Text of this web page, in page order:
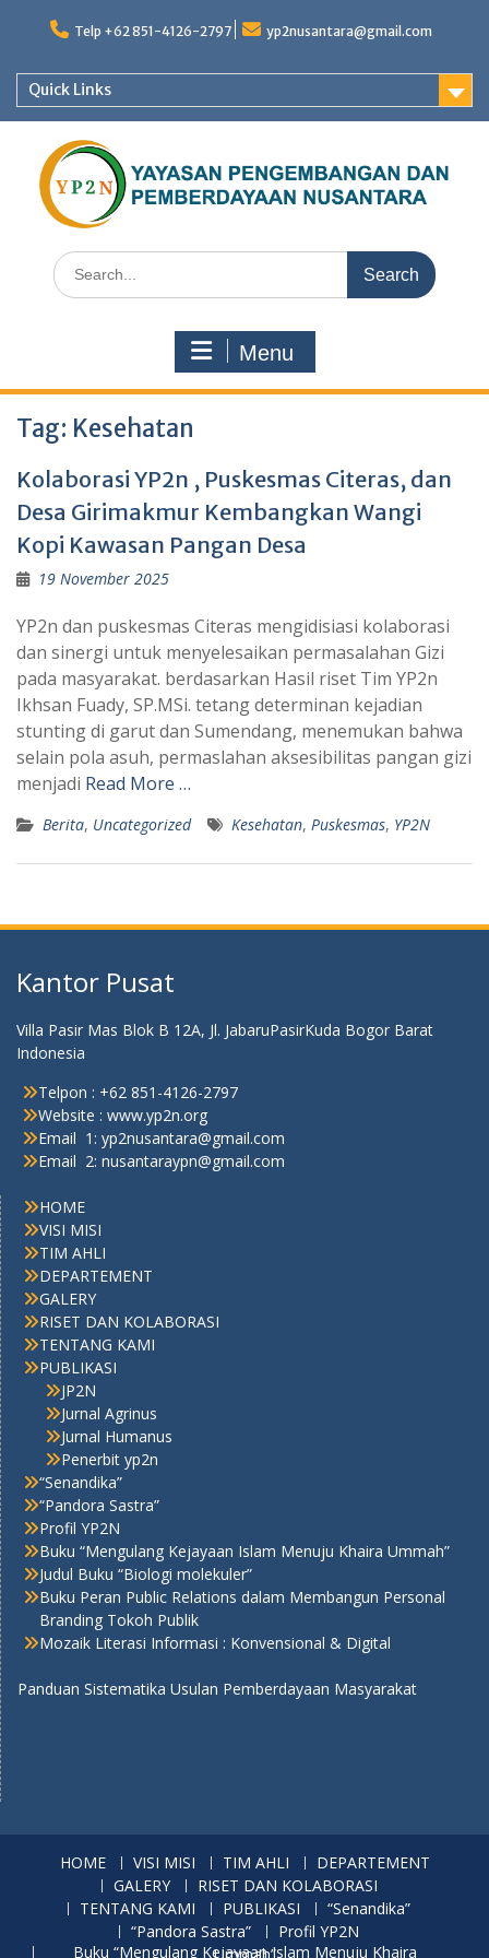
Telp +62 851-4126-2797 yp2nusantara@gmail.com
Quick Links
Search
for:
Menu
Tag: Kesehatan
Kolaborasi YP2n , Puskesmas Citeras, dan
Desa Girimakmur Kembangkan Wangi
Kopi Kawasan Pangan Desa
19 November 2025
YP2n dan puskesmas Citeras mengidisiasi kolaborasi
dan sinergi untuk menyelesaikan permasalahan Gizi
pada masyarakat. berdasarkan Hasil riset Tim YP2n
Ikhsan Fuady, SP.MSi. tetang determinan kejadian
stunting di garut dan Sumendang, menemukan bahwa
selain pola asuh, permaslahan aksesibilitas pangan gizi
menjadi Read More …
Berita, Uncategorized Kesehatan, Puskesmas, YP2N
Kantor Pusat
Villa Pasir Mas Blok B 12A, Jl. JabaruPasirKuda Bogor Barat
Indonesia
Telpon : +62 851-4126-2797
Website : www.yp2n.org
Email 1: yp2nusantara@gmail.com
Email 2: nusantaraypn@gmail.com
HOME
VISI MISI
TIM AHLI
DEPARTEMENT
GALERY
RISET DAN KOLABORASI
TENTANG KAMI
PUBLIKASI
JP2N
Jurnal Agrinus
Jurnal Humanus
Penerbit yp2n
“Senandika”
“Pandora Sastra”
Profil YP2N
Buku “Mengulang Kejayaan Islam Menuju Khaira Ummah”
Judul Buku “Biologi molekuler”
Buku Peran Public Relations dalam Membangun Personal
Branding Tokoh Publik
Mozaik Literasi Informasi : Konvensional & Digital
Panduan Sistematika Usulan Pemberdayaan Masyarakat
HOME VISI MISI TIM AHLI
DEPARTEMENT
GALERY
RISET DAN KOLABORASI
TENTANG KAMI
PUBLIKASI
“Senandika”
“Pandora Sastra”
Profil YP2N